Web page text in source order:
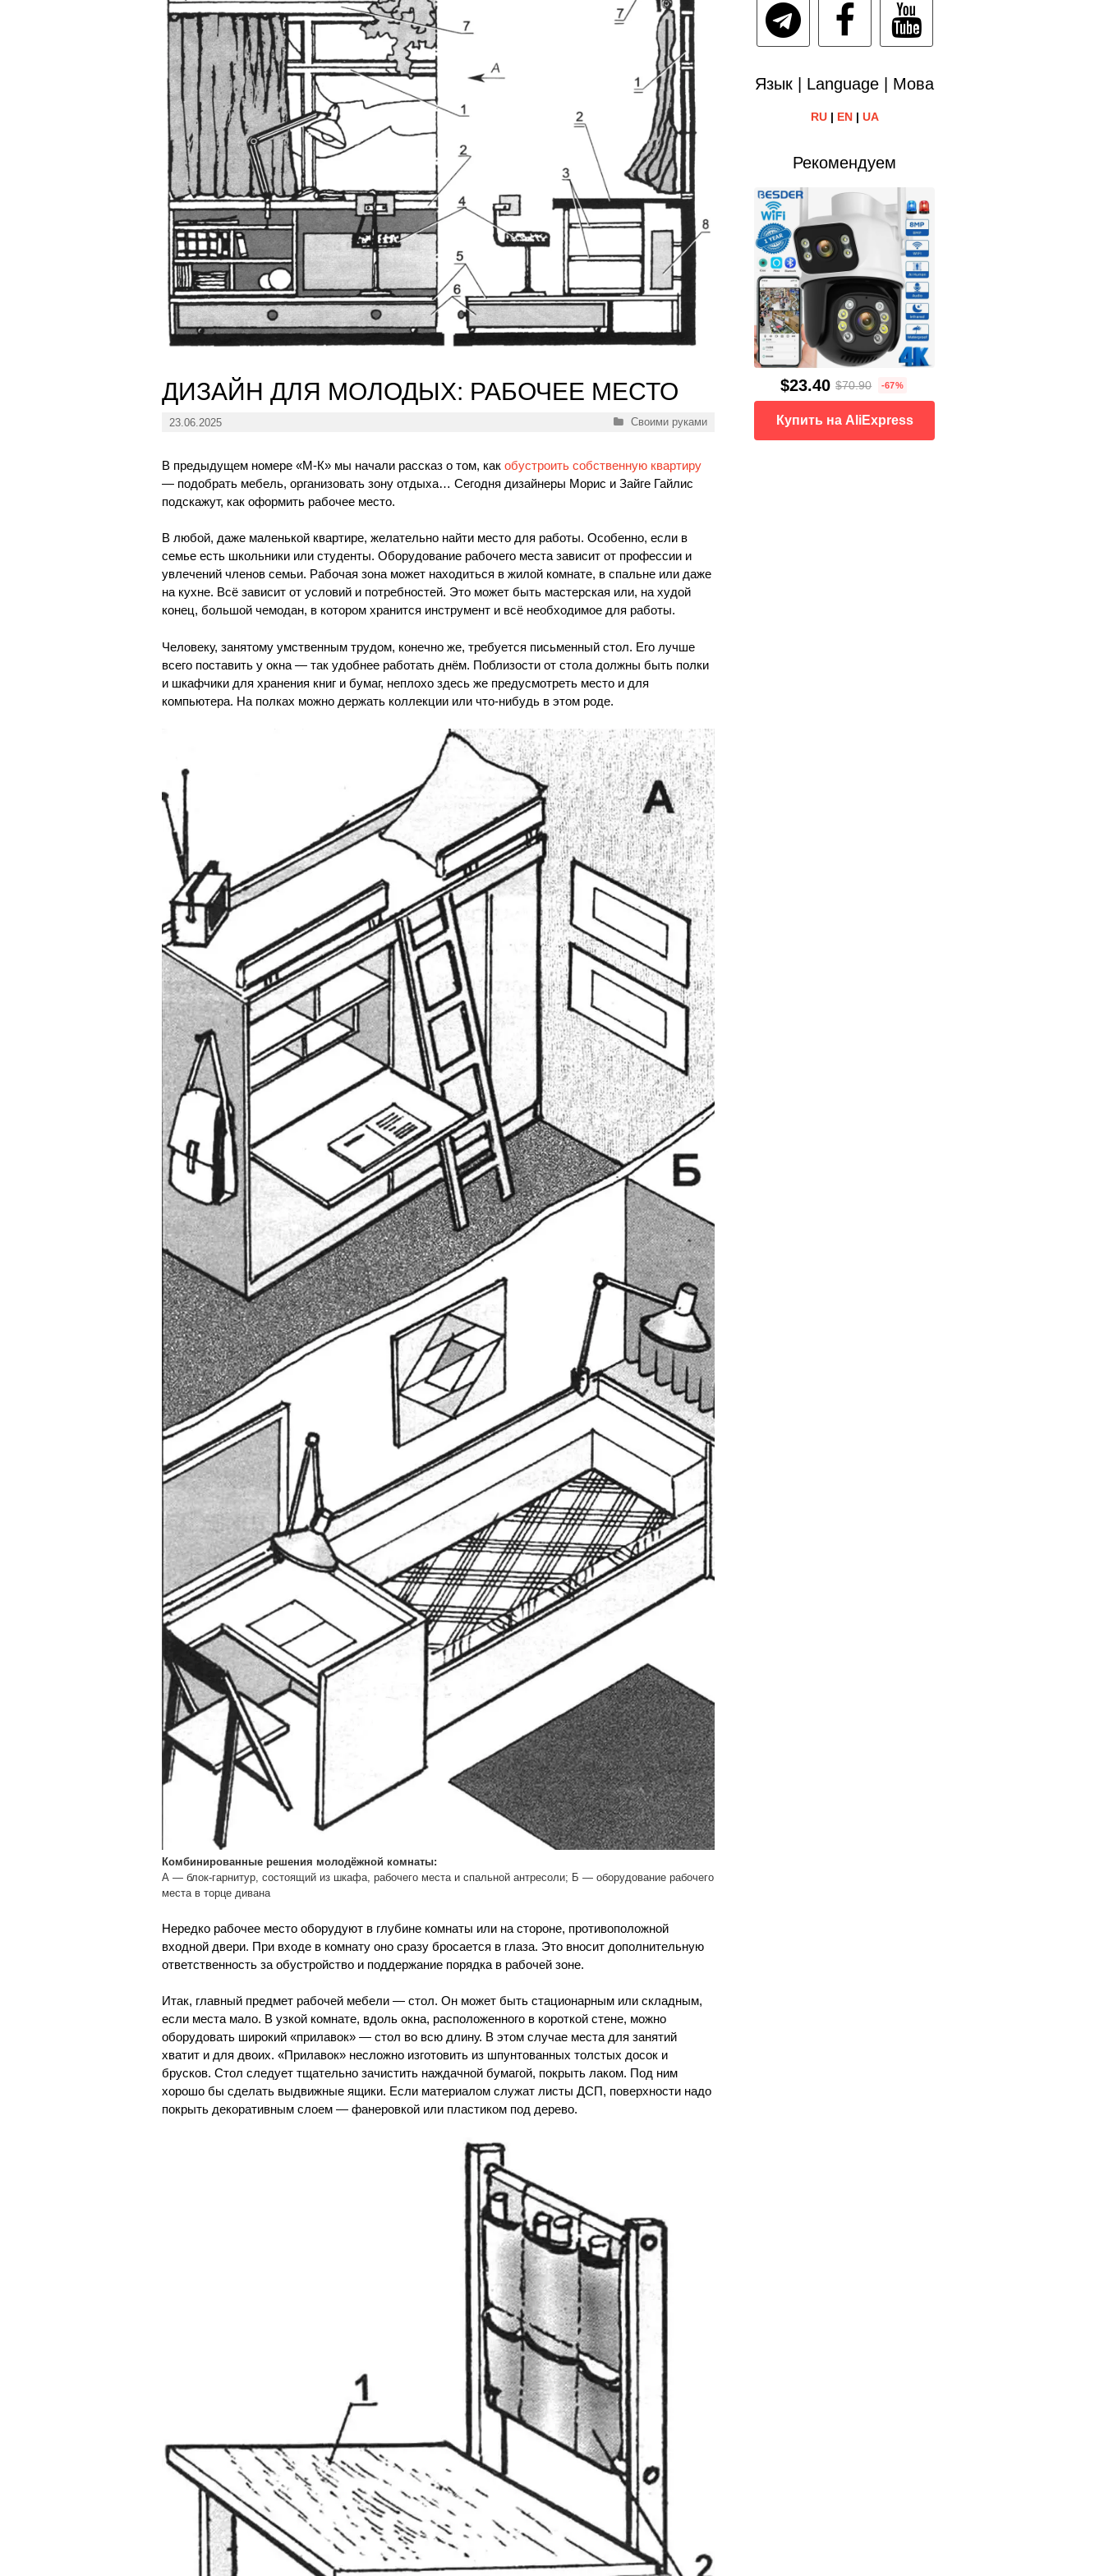
ДИЗАЙН ДЛЯ МОЛОДЫХ: РАБОЧЕЕ МЕСТО
23.06.2025 Рубрики
Своими руками
В предыдущем номере «М-К» мы начали рассказ о том, как обустроить собственную квартиру
— подобрать мебель, организовать зону отдыха… Сегодня дизайнеры Морис и Зайге Гайлис
подскажут, как оформить рабочее место.
В любой, даже маленькой квартире, желательно найти место для работы. Особенно, если в
семье есть школьники или студенты. Оборудование рабочего места зависит от профессии и
увлечений членов семьи. Рабочая зона может находиться в жилой комнате, в спальне или даже
на кухне. Всё зависит от условий и потребностей. Это может быть мастерская или, на худой
конец, большой чемодан, в котором хранится инструмент и всё необходимое для работы.
Человеку, занятому умственным трудом, конечно же, требуется письменный стол. Его лучше
всего поставить у окна — так удобнее работать днём. Поблизости от стола должны быть полки
и шкафчики для хранения книг и бумаг, неплохо здесь же предусмотреть место и для
компьютера. На полках можно держать коллекции или что-нибудь в этом роде.
Комбинированные решения молодёжной комнаты:
А — блок-гарнитур, состоящий из шкафа, рабочего места и спальной антресоли; Б — оборудование рабочего
места в торце дивана
Нередко рабочее место оборудуют в глубине комнаты или на стороне, противоположной
входной двери. При входе в комнату оно сразу бросается в глаза. Это вносит дополнительную
ответственность за обустройство и поддержание порядка в рабочей зоне.
Итак, главный предмет рабочей мебели — стол. Он может быть стационарным или складным,
если места мало. В узкой комнате, вдоль окна, расположенного в короткой стене, можно
оборудовать широкий «прилавок» — стол во всю длину. В этом случае места для занятий
хватит и для двоих. «Прилавок» несложно изготовить из шпунтованных толстых досок и
брусков. Стол следует тщательно зачистить наждачной бумагой, покрыть лаком. Под ним
хорошо бы сделать выдвижные ящики. Если материалом служат листы ДСП, поверхности надо
покрыть декоративным слоем — фанеровкой или пластиком под дерево.
Язык | Language | Мова
RU| EN| UA
Рекомендуем
$23.40 $70.90 -67%
Купить на AliExpress